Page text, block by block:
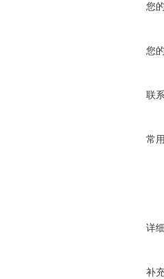
您
您
联
常
详
补